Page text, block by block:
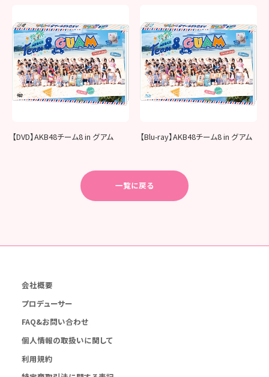
【DVD】AKB48チーム8 in グアム 【Blu-ray】AKB48チーム8 in グアム
一覧に戻る
会社概要
プロデューサー
FAQ&お問い合わせ
個人情報の取扱いに関して
利用規約